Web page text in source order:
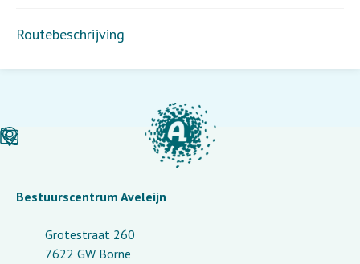
Routebeschrijving
Bestuurscentrum Aveleijn
Grotestraat 260
7622 GW Borne